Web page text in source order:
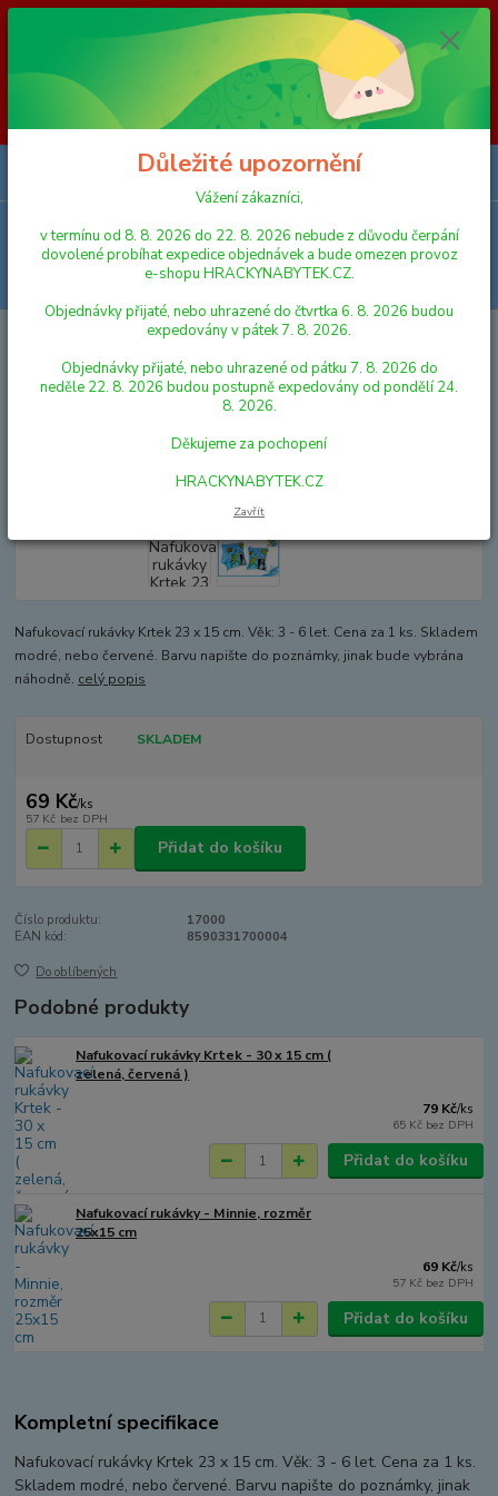
Vážení zákazníci, v termínu od 8. 8. 2026 do 23. 8. 2026 nebude z
důvodu čerpání dovolené probíhat expedice objednávek a bude omezen
provoz e-shopu HRACKYNABYTEK.CZ. Objednávky přijaté, nebo
uhrazené do čtvrtka 6. 8. 2026 budou expedovány v pátek 7. 8. 2026.
Objednávky přijaté, nebo uhrazené od pátku 7. 8. 2026 do neděle 23. 8.
2026 budou postupně expedovány od pondělí 24. 8. 2026. Děkujeme za
pochopení HRACKYNABYTEK.CZ
NAFUKOVAČKY A HRAČKY K VODĚ
NAFUKOVACÍ RUKÁVKY A
Nafukovací rukávky Krtek 23 x 15
Nafukovací rukávky Krtek 23 x 15 cm. Věk: 3 - 6 let. Cena za 1 ks. Skladem
modré, nebo červené. Barvu napište do poznámky, jinak bude vybrána
náhodně. celý popis
Dostupnost SKLADEM
69 Kč/ks
57 Kč bez DPH
Přidat do košíku
Číslo produktu:
17000
EAN kód:
8590331700004
Do oblíbených
Podobné produkty
Nafukovací rukávky Krtek - 30 x 15 cm (
zelená, červená )
79 Kč/ks
65 Kč bez DPH
Přidat do košíku
Nafukovací rukávky - Minnie, rozměr
25x15 cm
69 Kč/ks
57 Kč bez DPH
Přidat do košíku
Kompletní specifikace
Nafukovací rukávky Krtek 23 x 15 cm. Věk: 3 - 6 let. Cena za 1 ks.
Skladem modré, nebo červené. Barvu napište do poznámky, jinak
Důležité upozornění
Vážení zákazníci,
v termínu od 8. 8. 2026 do 22. 8. 2026 nebude z důvodu čerpání
dovolené probíhat expedice objednávek a bude omezen provoz
e-shopu HRACKYNABYTEK.CZ.
Objednávky přijaté, nebo uhrazené do čtvrtka 6. 8. 2026 budou
expedovány v pátek 7. 8. 2026.
Objednávky přijaté, nebo uhrazené od pátku 7. 8. 2026 do
neděle 22. 8. 2026 budou postupně expedovány od pondělí 24.
8. 2026.
Děkujeme za pochopení
HRACKYNABYTEK.CZ
Zavřít